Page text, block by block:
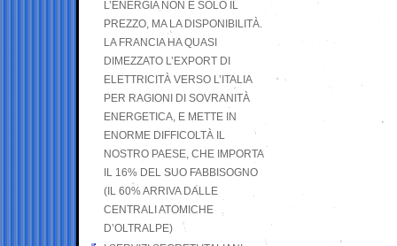
L’ENERGIA NON È SOLO IL
PREZZO, MA LA DISPONIBILITÀ.
LA FRANCIA HA QUASI
DIMEZZATO L’EXPORT DI
ELETTRICITÀ VERSO L’ITALIA
PER RAGIONI DI SOVRANITÀ
ENERGETICA, E METTE IN
ENORME DIFFICOLTÀ IL
NOSTRO PAESE, CHE IMPORTA
IL 16% DEL SUO FABBISOGNO
(IL 60% ARRIVA DALLE
CENTRALI ATOMICHE
D’OLTRALPE)